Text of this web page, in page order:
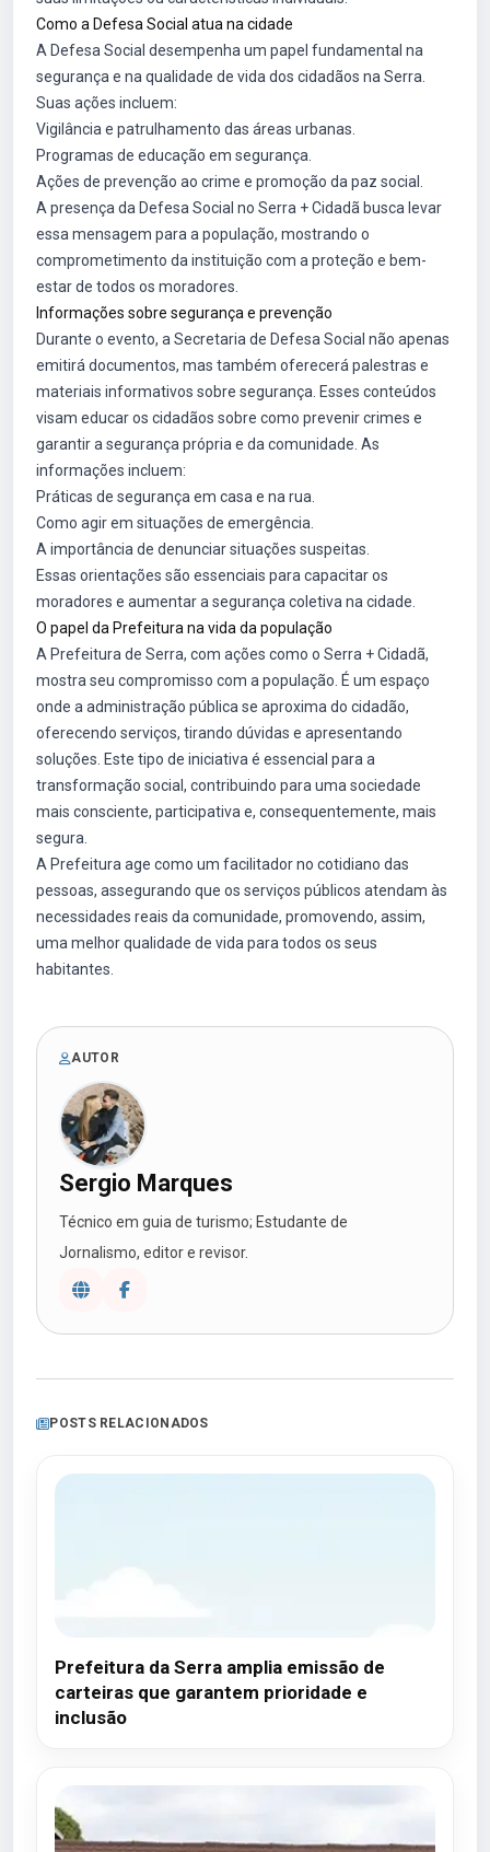
Como a Defesa Social atua na cidade
A Defesa Social desempenha um papel fundamental na
segurança e na qualidade de vida dos cidadãos na Serra.
Suas ações incluem:
Vigilância e patrulhamento das áreas urbanas.
Programas de educação em segurança.
Ações de prevenção ao crime e promoção da paz social.
A presença da Defesa Social no Serra + Cidadã busca levar
essa mensagem para a população, mostrando o
comprometimento da instituição com a proteção e bem-
estar de todos os moradores.
Informações sobre segurança e prevenção
Durante o evento, a Secretaria de Defesa Social não apenas
emitirá documentos, mas também oferecerá palestras e
materiais informativos sobre segurança. Esses conteúdos
visam educar os cidadãos sobre como prevenir crimes e
garantir a segurança própria e da comunidade. As
informações incluem:
Práticas de segurança em casa e na rua.
Como agir em situações de emergência.
A importância de denunciar situações suspeitas.
Essas orientações são essenciais para capacitar os
moradores e aumentar a segurança coletiva na cidade.
O papel da Prefeitura na vida da população
A Prefeitura de Serra, com ações como o Serra + Cidadã,
mostra seu compromisso com a população. É um espaço
onde a administração pública se aproxima do cidadão,
oferecendo serviços, tirando dúvidas e apresentando
soluções. Este tipo de iniciativa é essencial para a
transformação social, contribuindo para uma sociedade
mais consciente, participativa e, consequentemente, mais
segura.
A Prefeitura age como um facilitador no cotidiano das
pessoas, assegurando que os serviços públicos atendam às
necessidades reais da comunidade, promovendo, assim,
uma melhor qualidade de vida para todos os seus
habitantes.
AUTOR
Sergio Marques
Técnico em guia de turismo; Estudante de
Jornalismo, editor e revisor.
POSTS RELACIONADOS
Prefeitura da Serra amplia emissão de
carteiras que garantem prioridade e
inclusão